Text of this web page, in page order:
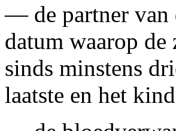
— de partner van
datum waarop de
sinds minstens
laatste en het